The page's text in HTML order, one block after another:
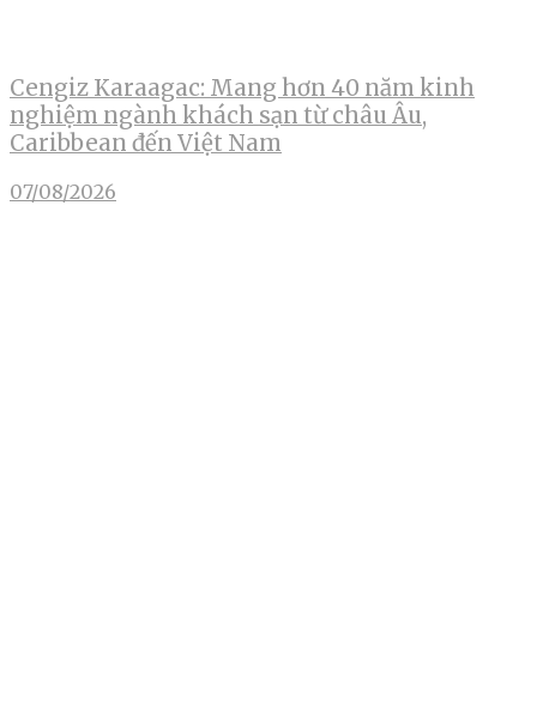
Cengiz Karaagac: Mang hơn 40 năm kinh
nghiệm ngành khách sạn từ châu Âu,
Caribbean đến Việt Nam
07/08/2026